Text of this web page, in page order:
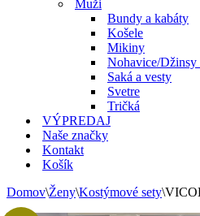
Muži
Bundy a kabáty
Košele
Mikiny
Nohavice/Džinsy
Saká a vesty
Svetre
Tričká
VÝPREDAJ
Naše značky
Kontakt
Košík
Domov\Ženy\Kostýmové sety\